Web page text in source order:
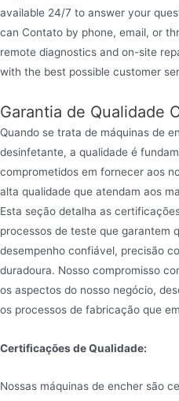
available 24/7 to answer your
can Contato by phone, email, or
remote diagnostics and on-site
with the best possible customer
Garantia de Qualidade
Quando se trata de máquinas de
desinfetante, a qualidade é
comprometidos em fornecer aos
alta qualidade que atendam aos
Esta seção detalha as
processos de teste que garantem
desempenho confiável, precisão
duradoura. Nosso compromisso
os aspectos do nosso negócio,
os processos de fabricação que
Certificações de Qualidade:
Nossas máquinas de encher são